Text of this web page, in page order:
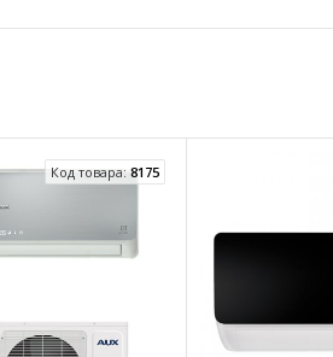
Код товара:8175